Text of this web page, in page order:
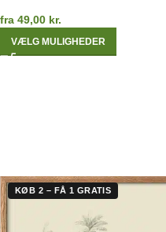
fra 49,00 kr.
VÆLG MULIGHEDER
KØB 2 – FÅ 1 GRATIS